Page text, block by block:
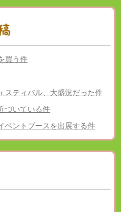
買う件
スティバル、大盛況だった件
づいている件
ベントブースを出展する件